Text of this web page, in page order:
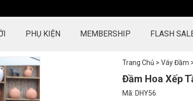
PHỤ KIỆN MEMBERSHIP FLASH
Trang Chủ > Váy Đầm
Đầm Hoa Xếp
Mã: DHY56